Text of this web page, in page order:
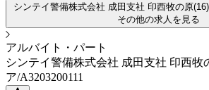
シンテイ警備株式会社 成田支社 印西牧の原
その他の求人を見る
アルバイト・パート
シンテイ警備株式会社 成田支社 印西牧
ア/A3203200111